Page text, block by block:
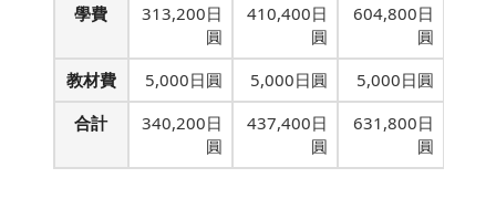
學費
313,200日
圓
410,400日
圓
604,800日
圓
教材費
5,000日圓 5,000日圓
5,000日圓
合計
340,200日
圓
437,400日
圓
631,800日
圓